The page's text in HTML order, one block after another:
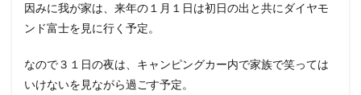
因みに我が家は、来年の１月１日は初日の出と共にダイヤモ
ンド富士を見に行く予定。
なので３１日の夜は、キャンピングカー内で家族で笑っては
いけないを見ながら過ごす予定。